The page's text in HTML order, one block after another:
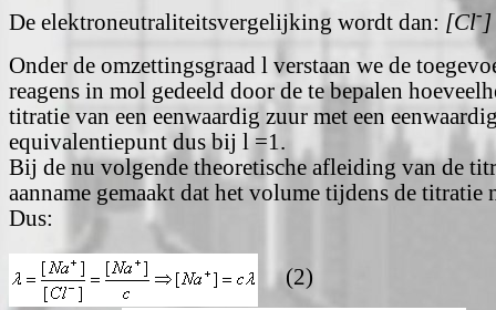
De elektroneutraliteitsvergelijking wordt dan: [Cl-]
Onder de omzettingsgraad l verstaan we de
reagens in mol gedeeld door de te bepalen
titratie van een eenwaardig zuur met een
equivalentiepunt dus bij l =1.
Bij de nu volgende theoretische afleiding van de
aanname gemaakt dat het volume tijdens de titratie
Dus:
(2)